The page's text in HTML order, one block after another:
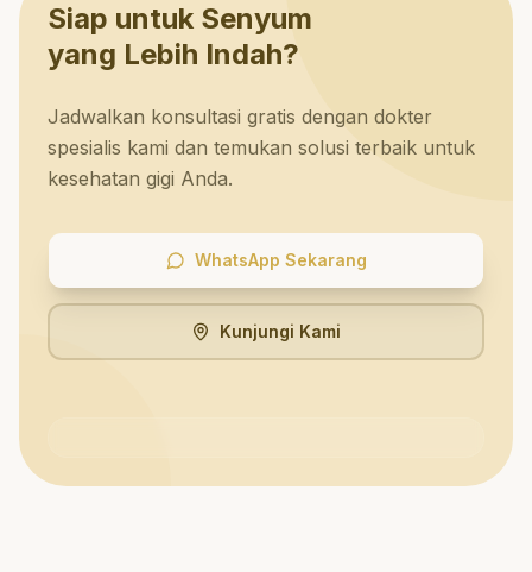
Siap untuk Senyum
yang Lebih Indah?
Jadwalkan konsultasi gratis dengan dokter
spesialis kami dan temukan solusi terbaik untuk
kesehatan gigi Anda.
WhatsApp Sekarang
Kunjungi Kami